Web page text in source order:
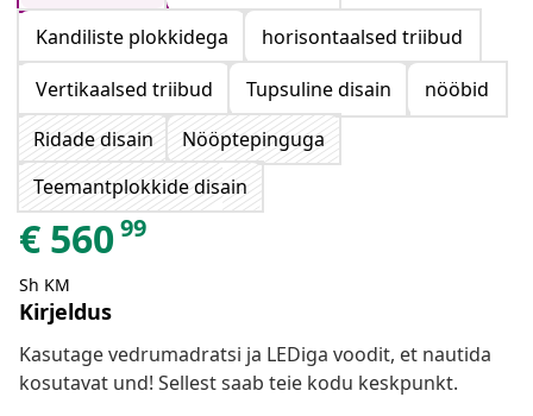
Kandiliste plokkidega
horisontaalsed triibud
Vertikaalsed triibud
Tupsuline disain
nööbid
Ridade disain
Nööptepinguga
Teemantplokkide disain
€ 56099
Sh KM
Kirjeldus
Kasutage vedrumadratsi ja LEDiga voodit, et nautida
kosutavat und! Sellest saab teie kodu keskpunkt.